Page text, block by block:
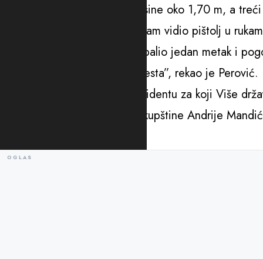
blicalo. Dva momka su bila visine oko 1,70 m, a
i krenuo da bježim, zato što sam vidio pištolj u
trotoaru kada je taj momak ispalio jedan metak i
sjeli u vozilo i otišli sa lica mjesta”, rekao je Perović.
On je jedan od ranjenih u incidentu za koji Više
tjelohranitelja predsjednika Skupštine Andrije